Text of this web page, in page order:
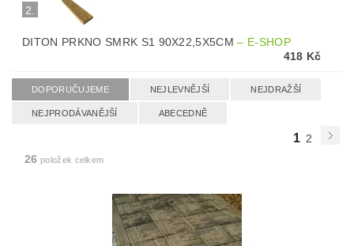
2.
DITON PRKNO SMRK S1 90X22,5X5CM– E-SHOP
418 Kč
DOPORUČUJEME NEJLEVNĚJŠÍ NEJDRAŽŠÍ
NEJPRODÁVANĚJŠÍ ABECEDNĚ
1 2
26 položek celkem